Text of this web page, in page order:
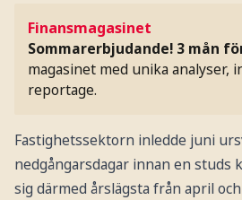
Finansmagasinet
Sommarerbjudande! 3 mån
magasinet med unika analyser,
reportage.
Fastighetssektorn inledde juni
nedgångarsdagar innan en studs
sig därmed årslägsta från april